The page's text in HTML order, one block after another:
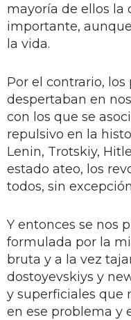
mayoría de ellos la
importante,
la vida.
Por el contrario,
despertaban en
con los que se
repulsivo en la
Lenin, Trotskiy,
estado ateo, los
todos, sin
Y entonces se nos
formulada por la
bruta y a la vez
dostoyevskiys y
y superficiales que
en ese problema y